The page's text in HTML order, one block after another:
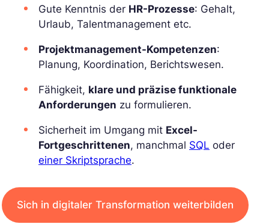
Gute Kenntnis der HR-Prozesse: Gehalt,
Urlaub, Talentmanagement etc.
Projektmanagement-Kompetenzen:
Planung, Koordination, Berichtswesen.
Fähigkeit, klare und präzise funktionale
Anforderungen zu formulieren.
Sicherheit im Umgang mit Excel-
Fortgeschrittenen, manchmal SQL oder
einer Skriptsprache.
Sich in digitaler Transformation weiterbilden